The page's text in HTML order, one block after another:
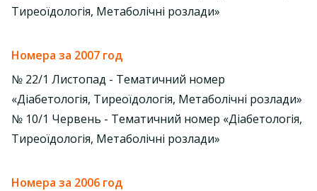
Тиреоїдологія, Метаболічні розлади»
Номера за 2007 год
№ 22/1 Листопад - Тематичний номер
«Діабетологія, Тиреоїдологія, Метаболічні розлади»
№ 10/1 Червень - Тематичний номер «Діабетологія,
Тиреоїдологія, Метаболічні розлади»
Номера за 2006 год